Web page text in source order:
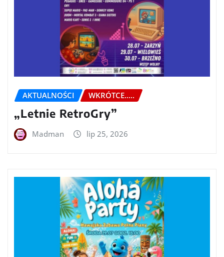
AKTUALNOŚCI WKRÓTCE.....
„Letnie RetroGry”
Madman lip 25, 2026